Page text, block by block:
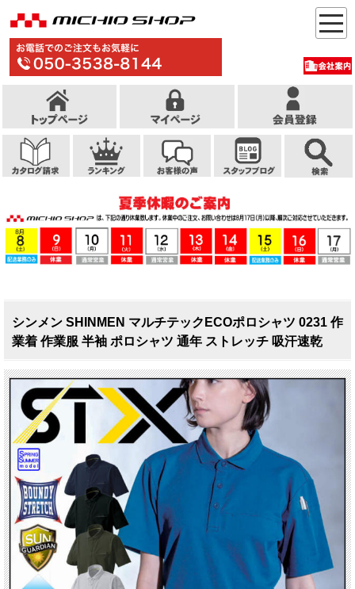
シンメン SHINMEN マルチテックECOポロシャツ 0231 作
業着 作業服 半袖 ポロシャツ 通年 ストレッチ 吸汗速乾